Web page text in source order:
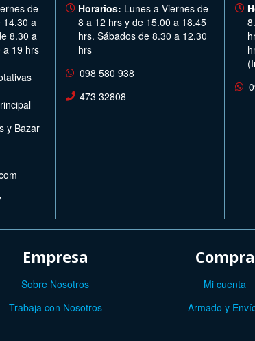
de
14.30 a
8.30 a
a 19 hrs
y Bazar
Horarios: Lunes a Viernes de
8 a 12 hrs y de 15.00 a 18.45
hrs. Sábados de 8.30 a 12.30
hrs
098 580 938
473 32808
Empresa
Sobre Nosotros
Trabaja con Nosotros
Compra
Mi cuenta
Armado y